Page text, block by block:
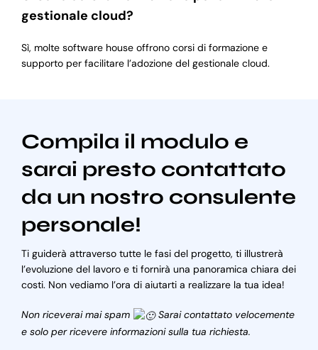
gestionale cloud?
Sì, molte software house offrono corsi di formazione e
supporto per facilitare l’adozione del gestionale cloud.
Compila il modulo e
sarai presto contattato
da un nostro consulente
personale!
Ti guiderà attraverso tutte le fasi del progetto, ti illustrerà
l’evoluzione del lavoro e ti fornirà una panoramica chiara dei
costi. Non vediamo l’ora di aiutarti a realizzare la tua idea!
Non riceverai mai spam
Sarai contattato velocemente
e solo per ricevere informazioni sulla tua richiesta.